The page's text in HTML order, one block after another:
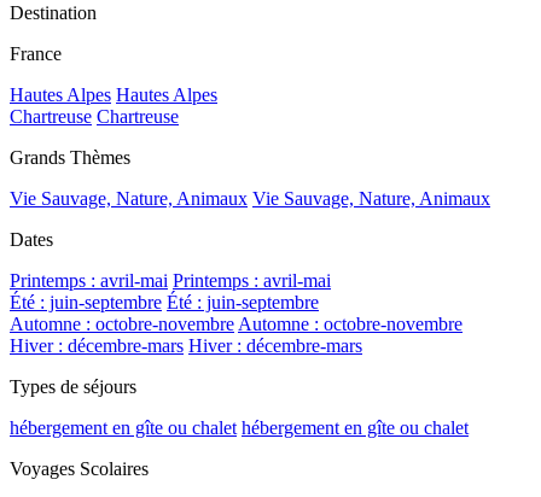
Destination
France
Hautes Alpes Hautes Alpes
Chartreuse Chartreuse
Grands Thèmes
Vie Sauvage, Nature, Animaux Vie Sauvage, Nature, Animaux
Dates
Printemps : avril-mai Printemps : avril-mai
Été : juin-septembre Été : juin-septembre
Automne : octobre-novembre Automne : octobre-novembre
Hiver : décembre-mars Hiver : décembre-mars
Types de séjours
hébergement en gîte ou chalet hébergement en gîte ou chalet
Voyages Scolaires